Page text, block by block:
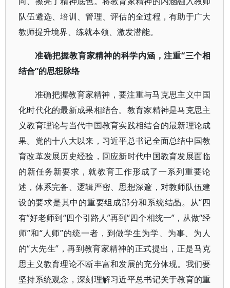
队伍遴选、培训、管理、评估的全过程，有助于广大
教师提升境界、练就本领、激发潜能。
准确把握教育家精神的科学内涵，注重“三个相
结合”的思想脉络
准确把握教育家精神，要注重与马克思主义中国
化时代化的最新成果相结合。教育家精神是马克思主
义教育理论与当代中国教育实践相结合的最新理论成
果。党的十八大以来，习近平总书记全面总结中国教
育改革发展历史经验，回应新时代中国教育发展面临
的新任务新要求，就教育工作形成了一系列重要论
述，体系完备、逻辑严密、思想深邃，对教师队伍建
设的要求是其中的重要组成部分和系统结晶。从“四
有”好老师到“四个引路人”再到“四个相统一”，从做“经
师”和“人师”的统一者，到做学生为学、为事、为人
的“大先生”，再到教育家精神的正式提出，正是马克
思主义教育理论不断丰富和发展的充分体现。我们要
坚持系统观念，深刻理解习近平总书记关于教育的重